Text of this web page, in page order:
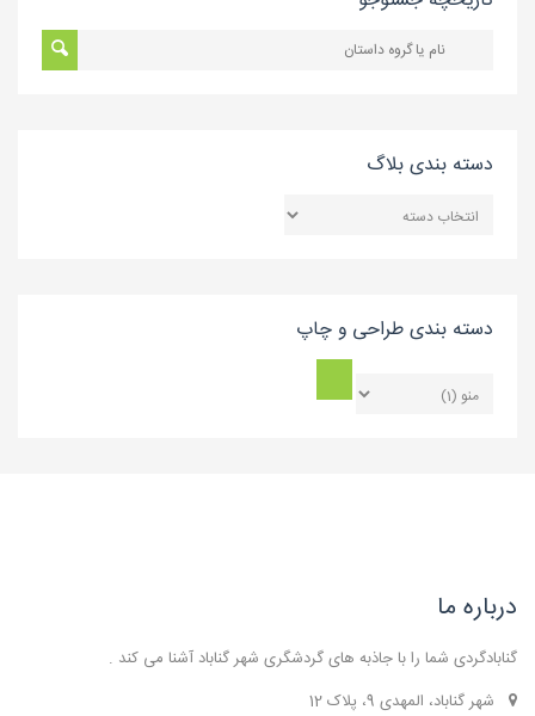
دسته بندی بلاگ
بندی
دسته بندی طراحی و چاپ
درباره ما
گنابادگردی شما را با جاذبه های گردشگری شهر گناباد آشنا می کند .
شهر گناباد، المهدی 9، پلاک 12